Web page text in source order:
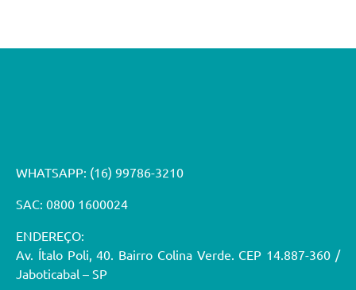
WHATSAPP: (16) 99786-3210
SAC: 0800 1600024
ENDEREÇO:
Av. Ítalo Poli, 40. Bairro Colina Verde. CEP 14.887-360 /
Jaboticabal – SP